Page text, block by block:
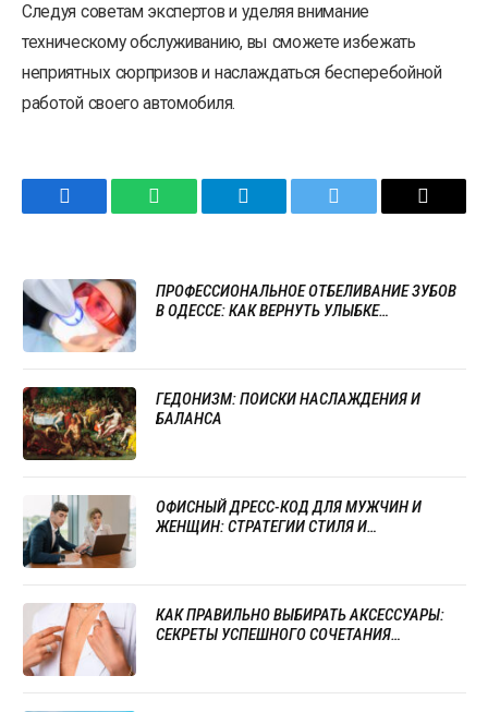
Следуя советам экспертов и уделяя внимание
техническому обслуживанию, вы сможете избежать
неприятных сюрпризов и наслаждаться бесперебойной
работой своего автомобиля.
Facebook WhatsApp Telegram Twitter Email
ПРОФЕССИОНАЛЬНОЕ ОТБЕЛИВАНИЕ ЗУБОВ
В ОДЕССЕ: КАК ВЕРНУТЬ УЛЫБКЕ
ГЕДОНИЗМ: ПОИСКИ НАСЛАЖДЕНИЯ И
БАЛАНСА
ОФИСНЫЙ ДРЕСС-КОД ДЛЯ МУЖЧИН И
ЖЕНЩИН: СТРАТЕГИИ СТИЛЯ И
КАК ПРАВИЛЬНО ВЫБИРАТЬ АКСЕССУАРЫ:
СЕКРЕТЫ УСПЕШНОГО СОЧЕТАНИЯ